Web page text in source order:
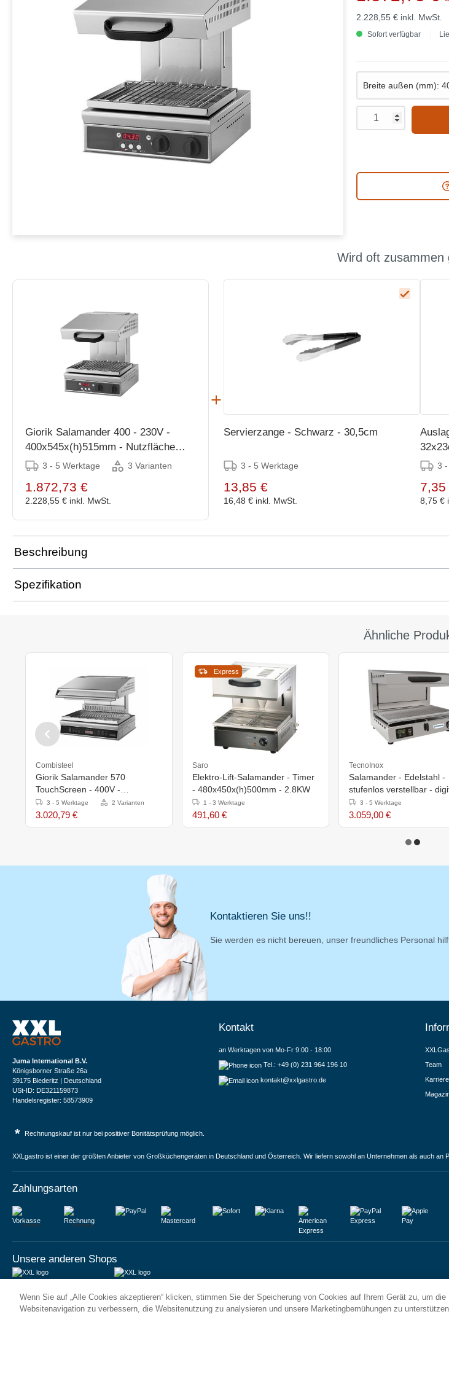
2.228,55 € inkl. MwSt.
Sofort verfügbar
Wird oft zusammen
Giorik Salamander 400 - 230V -
400x545x(h)515mm - Nutzfläche
370x310mm
3 - 5 Werktage 3 Varianten
1.872,73 €
2.228,55 € inkl. MwSt.
Servierzange - Schwarz - 30,5cm
3 - 5 Werktage
13,85 €
16,48 € inkl. MwSt.
3
7,35
8,75 €
Beschreibung
Spezifikation
Ähnliche
Combisteel
Giorik Salamander 570
TouchScreen - 400V -
570x580x(h)520mm - 3
Elemente
3 - 5 Werktage 2 Varianten
3.020,79 €
Express
Saro
Elektro-Lift-Salamander - Timer
- 480x450x(h)500mm - 2.8KW
1 - 3 Werktage
491,60 €
TecnoInox
Salamander - Edelstahl -
stufenlos verstellbar -
Timer - 50(h)x45x60cm
3 - 5 Werktage
3.059,00 €
Kontaktieren Sie uns!!
Sie werden es nicht bereuen, unser freundliches Personal
Juma International B.V.
Königsborner Straße 26a
39175 Biederitz | Deutschland
USt-ID: DE321159873
Handelsregister: 58573909
Kontakt
an Werktagen von Mo-Fr 9:00 - 18:00
Tel.: +49 (0) 231 964 196 10
kontakt@xxlgastro.de
Team
Karriere
* Rechnungskauf ist nur bei positiver Bonitätsprüfung möglich.
XXLgastro ist einer der größten Anbieter von Großküchengeräten in Deutschland und Österreich. Wir liefern sowohl an Unternehmen als auch an
Zahlungsarten
Vorkasse Rechnung
Unsere anderen Shops
6 Rue des Bateliers
92110 Clichy | France
Vrijheidweg 34
1521RR Wormerveer | Nederland
Wenn Sie auf „Alle Cookies akzeptieren“ klicken, stimmen Sie der Speicherung von Cookies auf Ihrem Gerät zu, um die
Websitenavigation zu verbessern, die Websitenutzung zu analysieren und unsere Marketingbemühungen zu